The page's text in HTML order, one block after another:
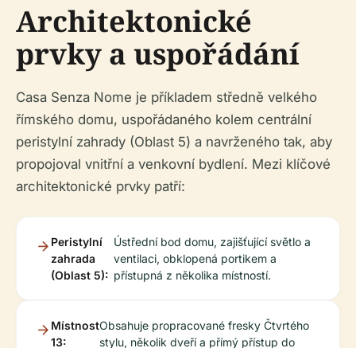
Architektonické
prvky a uspořádání
Casa Senza Nome je příkladem středně velkého
římského domu, uspořádaného kolem centrální
peristylní zahrady (Oblast 5) a navrženého tak, aby
propojoval vnitřní a venkovní bydlení. Mezi klíčové
architektonické prvky patří:
Peristylní
zahrada
(Oblast 5):
Ústřední bod domu, zajišťující světlo a
ventilaci, obklopená portikem a
přístupná z několika místností.
Místnost
13:
Obsahuje propracované fresky Čtvrtého
stylu, několik dveří a přímý přístup do